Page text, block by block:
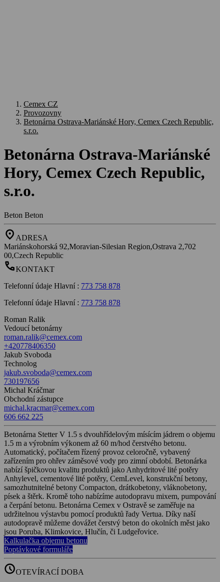
Cemex CZ
Provozovny
Betonárna Ostrava-Mariánské Hory, Cemex Czech Republic,
s.r.o.
Betonárna Ostrava-Mariánské
Hory, Cemex Czech Republic,
s.r.o.
Beton Beton
location_on ADRESA
Mariánskohorská 92,Moravian-Silesian Region,Ostrava 2,702
00,Czech Republic
callKONTAKT
Telefonní údaje Hlavní : 773 758 878
Telefonní údaje Hlavní : 773 758 878
Roman Ralik
Vedoucí betonárny
roman.ralik@cemex.com
+420778406350
Jakub Svoboda
Technolog
jakub.svoboda@cemex.com
730197656
Michal Kráčmar
Obchodní zástupce
michal.kracmar@cemex.com
606 662 225
Betonárna Stetter V 1.5 s dvouhřídelovým mísícím jádrem o objemu
1.5 m a výrobním výkonem až 60 m/hod čerstvého betonu.
Automatický, počítačem řízený provoz celoročně, vybavený
zařízením pro ohřev záměsové vody pro zimní období. Betonárka
nabízí špičkovou kvalitu produktů jako Anhydritové lité potěry
Anhylevel, cementové lité potěry, CemLevel, konstrukční betony,
samozhutnitelné betony Compacton, drátkobetony, vláknobetony,
písek a štěrk. Kromě toho nabízíme autodopravu mixem, pumpování
a čerpání betonu. Betonárna Cemex v Ostravě se zaměřuje na
udržitelnou výstavbu pomocí produktů řady Vertua. Díky naší
autodopravě můžeme dovážet čerstvý beton do okolních měst jako
jsou Poruba, Klimkovice, Hlučín, či Ludgeřovice.
Kalkulačka objemu betonu
Poptávkové formuláře
scheduleOTEVÍRACÍ DOBA